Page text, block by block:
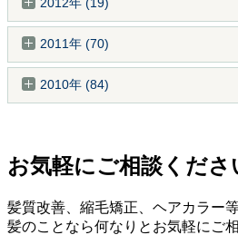
2011年 (70)
2010年 (84)
お気軽にご相談くださ
髪質改善、縮毛矯正、ヘアカラー
髪のことなら何なりとお気軽にご